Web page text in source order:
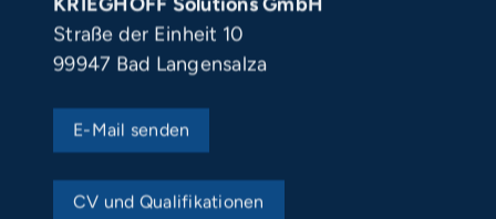
Straße der Einheit 10
99947 Bad Langensalza
E-Mail senden
CV und Qualifikationen